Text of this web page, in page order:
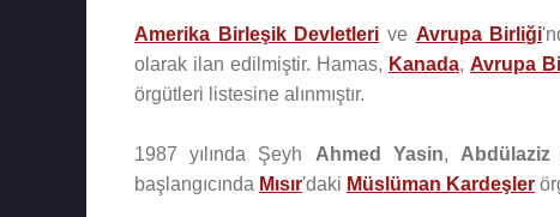
Amerika Birleşik Devletleri ve Avrupa Birliği
olarak ilan edilmiştir. Hamas, Kanada, Avrupa
örgütleri listesine alınmıştır.
1987 yılında Şeyh Ahmed Yasin,
başlangıcında Mısır'daki Müslüman Kardeşler